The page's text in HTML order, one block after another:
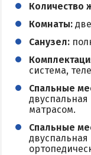
Количество
Комнаты:
Санузел:
система,
Спальные
матрасом.
Спальные